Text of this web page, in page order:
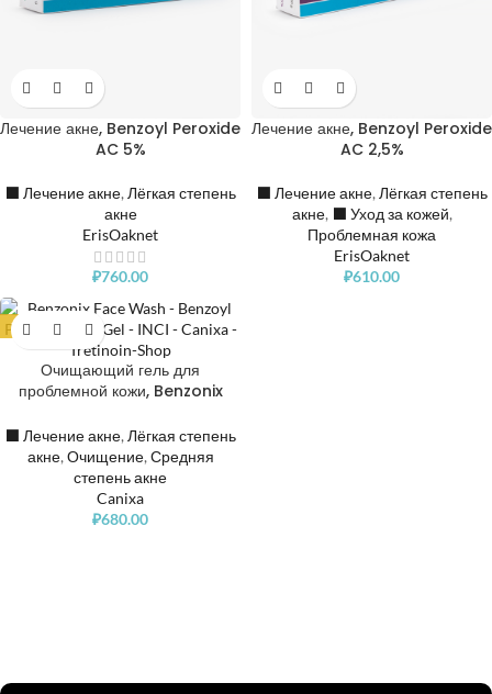
Лечение акне, Benzoyl Peroxide
AC 5%
⬛️ Лечение акне, Лёгкая степень
акне
ErisOaknet
₽760.00
Лечение акне, Benzoyl Peroxide
AC 2,5%
⬛️ Лечение акне, Лёгкая степень
акне, ⬛️ Уход за кожей,
Проблемная кожа
ErisOaknet
₽610.00
ХИТ
Очищающий гель для
проблемной кожи, Benzonix
Wash
⬛️ Лечение акне, Лёгкая степень
акне, Очищение, Средняя
степень акне
Canixa
₽680.00